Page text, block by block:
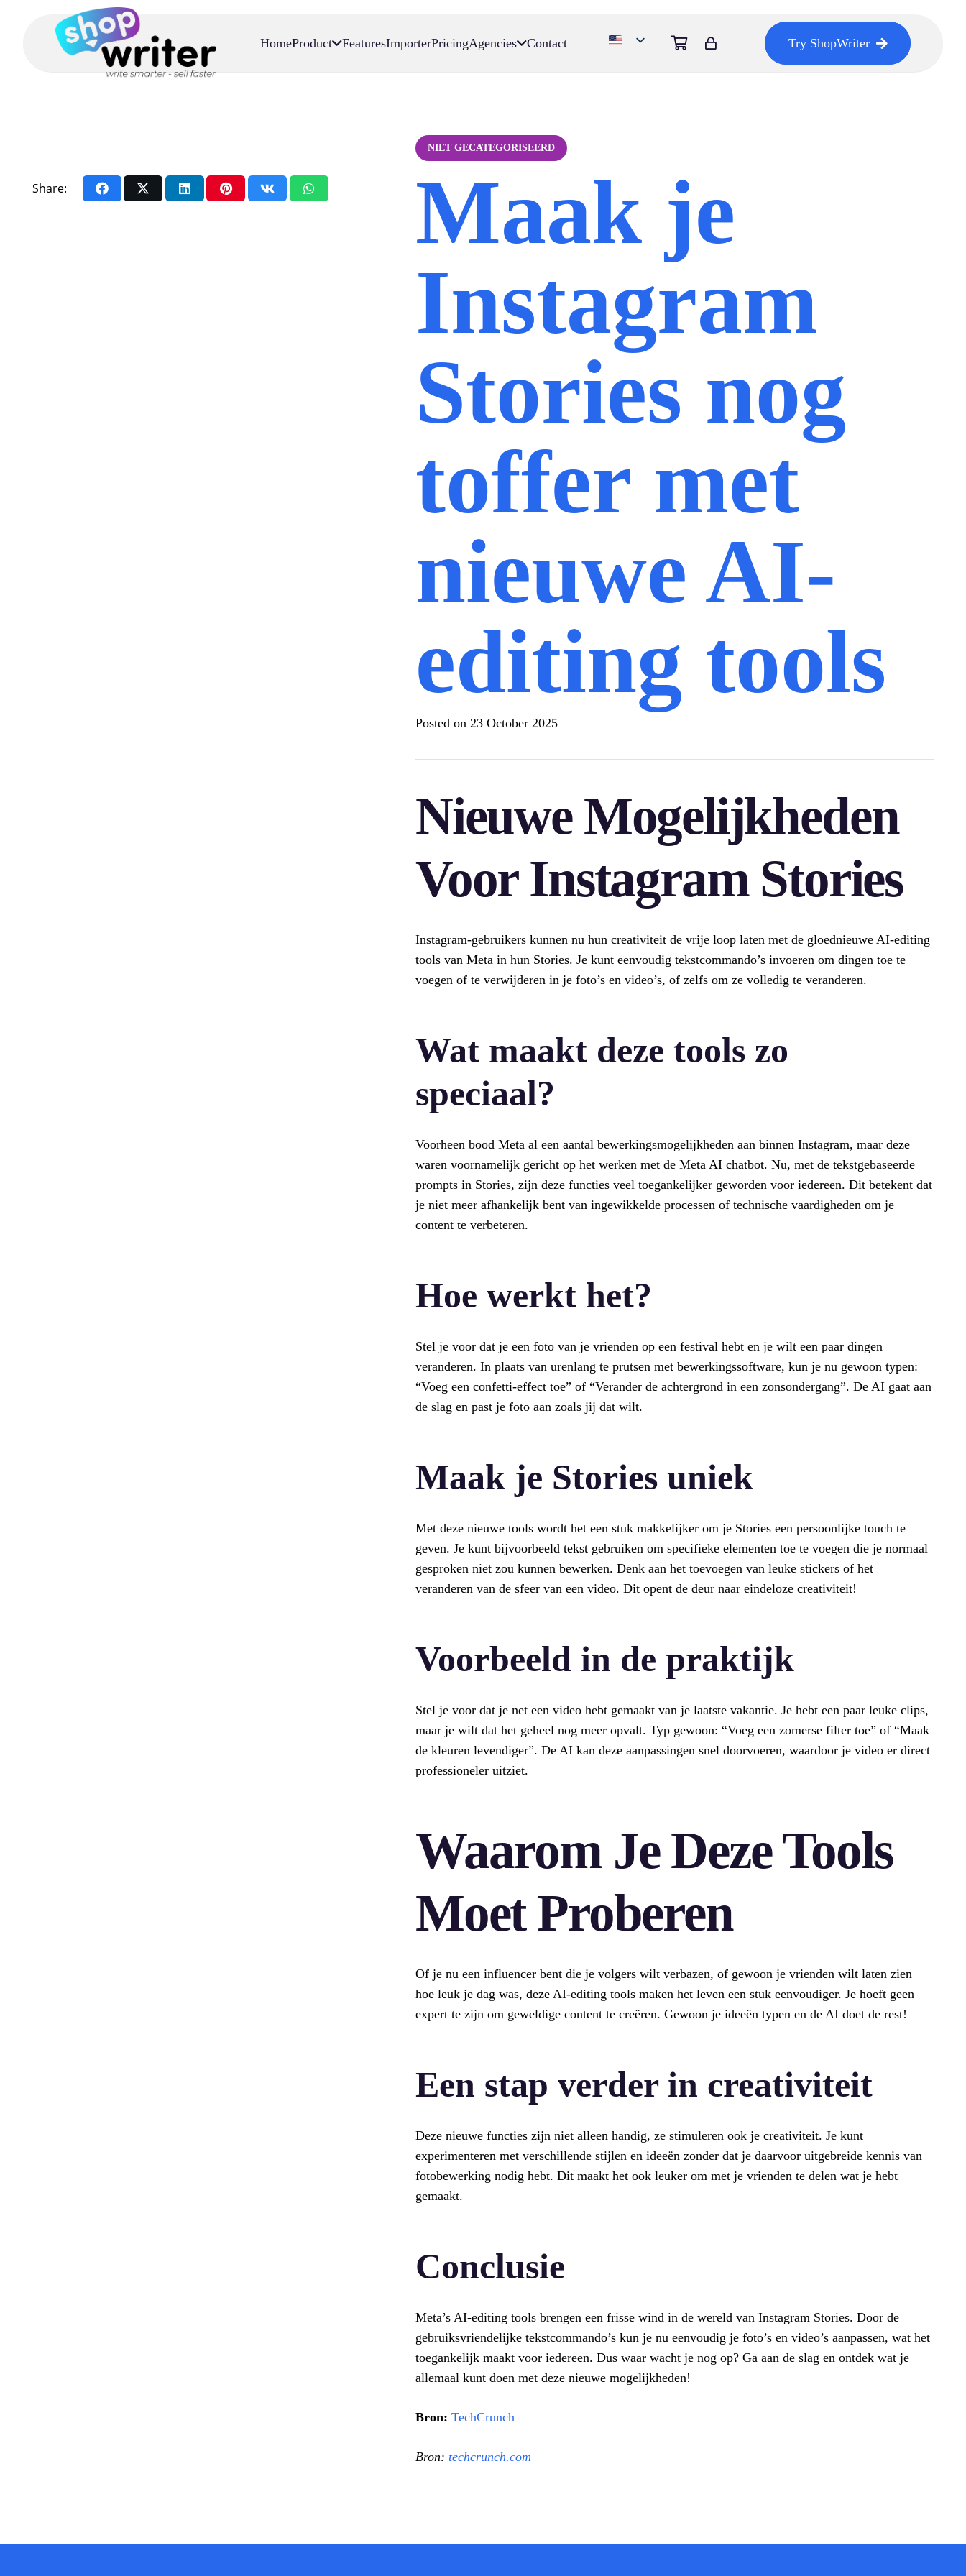
HomeProduct FeaturesImporterPricingAgencies Contact Try ShopWriter
Share:
NIET GECATEGORISEERD
Maak je
Instagram
Stories nog
toffer met
nieuwe AI-
editing tools
Posted on 23 October 2025
Nieuwe Mogelijkheden
Voor Instagram Stories
Instagram-gebruikers kunnen nu hun creativiteit de vrije loop laten met de gloednieuwe AI-editing
tools van Meta in hun Stories. Je kunt eenvoudig tekstcommando’s invoeren om dingen toe te
voegen of te verwijderen in je foto’s en video’s, of zelfs om ze volledig te veranderen.
Wat maakt deze tools zo
speciaal?
Voorheen bood Meta al een aantal bewerkingsmogelijkheden aan binnen Instagram, maar deze
waren voornamelijk gericht op het werken met de Meta AI chatbot. Nu, met de tekstgebaseerde
prompts in Stories, zijn deze functies veel toegankelijker geworden voor iedereen. Dit betekent dat
je niet meer afhankelijk bent van ingewikkelde processen of technische vaardigheden om je
content te verbeteren.
Hoe werkt het?
Stel je voor dat je een foto van je vrienden op een festival hebt en je wilt een paar dingen
veranderen. In plaats van urenlang te prutsen met bewerkingssoftware, kun je nu gewoon typen:
“Voeg een confetti-effect toe” of “Verander de achtergrond in een zonsondergang”. De AI gaat aan
de slag en past je foto aan zoals jij dat wilt.
Maak je Stories uniek
Met deze nieuwe tools wordt het een stuk makkelijker om je Stories een persoonlijke touch te
geven. Je kunt bijvoorbeeld tekst gebruiken om specifieke elementen toe te voegen die je normaal
gesproken niet zou kunnen bewerken. Denk aan het toevoegen van leuke stickers of het
veranderen van de sfeer van een video. Dit opent de deur naar eindeloze creativiteit!
Voorbeeld in de praktijk
Stel je voor dat je net een video hebt gemaakt van je laatste vakantie. Je hebt een paar leuke clips,
maar je wilt dat het geheel nog meer opvalt. Typ gewoon: “Voeg een zomerse filter toe” of “Maak
de kleuren levendiger”. De AI kan deze aanpassingen snel doorvoeren, waardoor je video er direct
professioneler uitziet.
Waarom Je Deze Tools
Moet Proberen
Of je nu een influencer bent die je volgers wilt verbazen, of gewoon je vrienden wilt laten zien
hoe leuk je dag was, deze AI-editing tools maken het leven een stuk eenvoudiger. Je hoeft geen
expert te zijn om geweldige content te creëren. Gewoon je ideeën typen en de AI doet de rest!
Een stap verder in creativiteit
Deze nieuwe functies zijn niet alleen handig, ze stimuleren ook je creativiteit. Je kunt
experimenteren met verschillende stijlen en ideeën zonder dat je daarvoor uitgebreide kennis van
fotobewerking nodig hebt. Dit maakt het ook leuker om met je vrienden te delen wat je hebt
gemaakt.
Conclusie
Meta’s AI-editing tools brengen een frisse wind in de wereld van Instagram Stories. Door de
gebruiksvriendelijke tekstcommando’s kun je nu eenvoudig je foto’s en video’s aanpassen, wat het
toegankelijk maakt voor iedereen. Dus waar wacht je nog op? Ga aan de slag en ontdek wat je
allemaal kunt doen met deze nieuwe mogelijkheden!
Bron: TechCrunch
Bron: techcrunch.com